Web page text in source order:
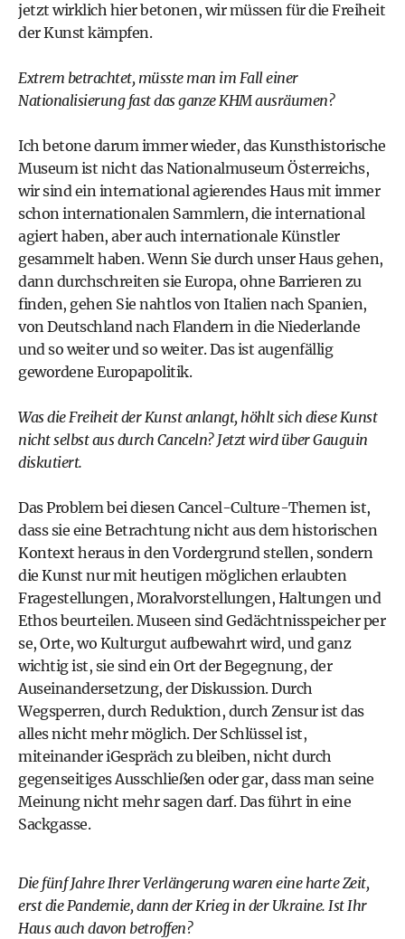
jetzt wirklich hier betonen, wir müssen für die Freiheit
der Kunst kämpfen.
Extrem betrachtet, müsste man im Fall einer
Nationalisierung fast das ganze KHM ausräumen?
Ich betone darum immer wieder, das Kunsthistorische
Museum ist nicht das Nationalmuseum Österreichs,
wir sind ein international agierendes Haus mit immer
schon internationalen Sammlern, die international
agiert haben, aber auch internationale Künstler
gesammelt haben. Wenn Sie durch unser Haus gehen,
dann durchschreiten sie Europa, ohne Barrieren zu
finden, gehen Sie nahtlos von Italien nach Spanien,
von Deutschland nach Flandern in die Niederlande
und so weiter und so weiter. Das ist augenfällig
gewordene Europapolitik.
Was die Freiheit der Kunst anlangt, höhlt sich diese Kunst
nicht selbst aus durch Canceln? Jetzt wird über Gauguin
diskutiert.
Das Problem bei diesen Cancel-Culture-Themen ist,
dass sie eine Betrachtung nicht aus dem historischen
Kontext heraus in den Vordergrund stellen, sondern
die Kunst nur mit heutigen möglichen erlaubten
Fragestellungen, Moralvorstellungen, Haltungen und
Ethos beurteilen. Museen sind Gedächtnisspeicher per
se, Orte, wo Kulturgut aufbewahrt wird, und ganz
wichtig ist, sie sind ein Ort der Begegnung, der
Auseinandersetzung, der Diskussion. Durch
Wegsperren, durch Reduktion, durch Zensur ist das
alles nicht mehr möglich. Der Schlüssel ist,
miteinander iGespräch zu bleiben, nicht durch
gegenseitiges Ausschließen oder gar, dass man seine
Meinung nicht mehr sagen darf. Das führt in eine
Sackgasse.
Die fünf Jahre Ihrer Verlängerung waren eine harte Zeit,
erst die Pandemie, dann der Krieg in der Ukraine. Ist Ihr
Haus auch davon betroffen?